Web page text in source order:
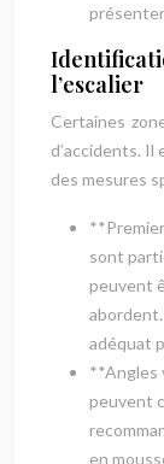
l’escalier
Certaines
d’accidents.
des mesures
sont
peuvent
adéquat
**Angles
peuvent
en